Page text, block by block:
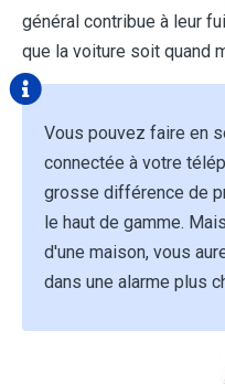
général contribue à leur
que la voiture soit quand
Vous pouvez faire en
connectée à votre
grosse différence de
le haut de gamme.
d'une maison, vous
dans une alarme plus